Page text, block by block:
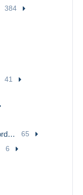
384
41
Sonstige & Ohne Zuordnung 65
6